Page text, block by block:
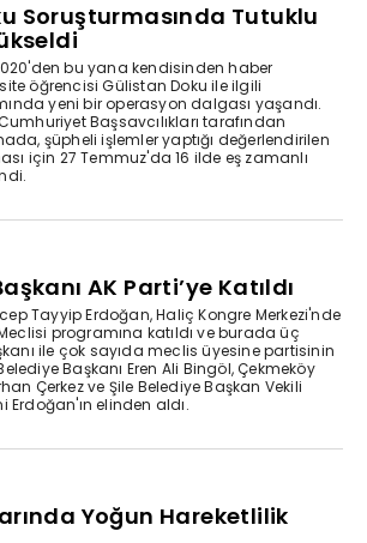
Soruşturmasında Tutuklu
bu yana kendisinden haber
öğrencisi Gülistan Doku ile ilgili
yeni bir operasyon dalgası yaşandı.
Başsavcılıkları tarafından
şüpheli işlemler yaptığı değerlendirilen
için 27 Temmuz'da 16 ilde eş zamanlı
AK Parti’ye Katıldı
Tayyip Erdoğan, Haliç Kongre Merkezi'nde
programına katıldı ve burada üç
ile çok sayıda meclis üyesine partisinin
Başkanı Eren Ali Bingöl, Çekmeköy
Çerkez ve Şile Belediye Başkan Vekili
Erdoğan'ın elinden aldı.
Yoğun Hareketlilik